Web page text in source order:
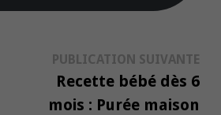
:
PUBLICATION SUIVANTE
Recette bébé dès 6
mois : Purée maison